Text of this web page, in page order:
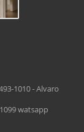
1010 - Alvaro
watsapp